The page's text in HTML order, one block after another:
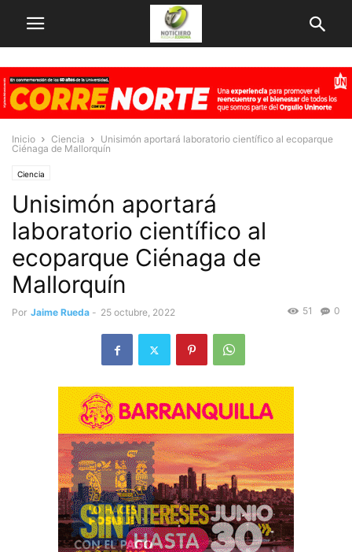
Inicio Ciencia
Unisimón aportará laboratorio científico al ecoparque
Ciénaga de Mallorquín
Ciencia
Unisimón aportará
laboratorio científico al
ecoparque Ciénaga de
Mallorquín
Por Jaime Rueda - 25 octubre, 2022 0
51